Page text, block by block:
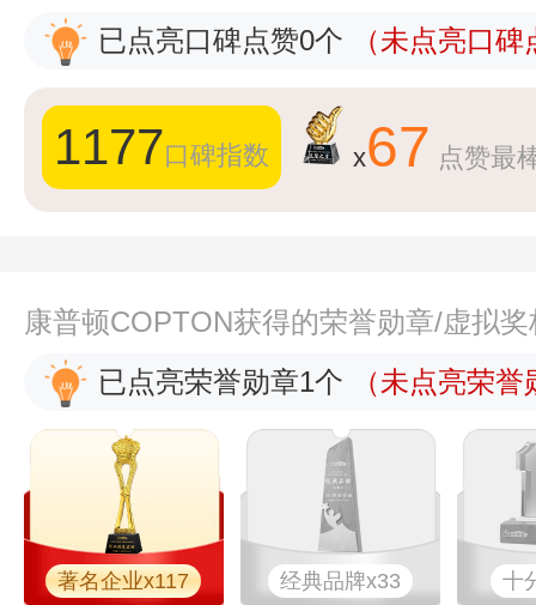
已点亮口碑点赞0个
（未点亮口
1177口碑指数 x67 点赞最
康普顿COPTON获得的荣誉勋章/虚拟
已点亮荣誉勋章1个
（未点亮荣
著名企业x117 经典品牌x33 十